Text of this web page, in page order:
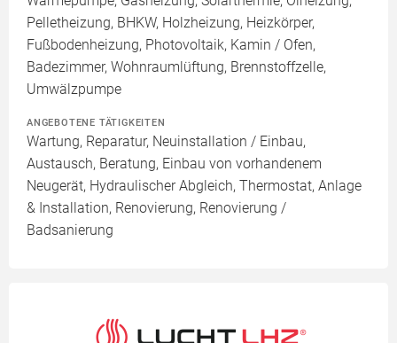
Pelletheizung, BHKW, Holzheizung, Heizkörper,
Fußbodenheizung, Photovoltaik, Kamin / Ofen,
Badezimmer, Wohnraumlüftung, Brennstoffzelle,
Umwälzpumpe
ANGEBOTENE TÄTIGKEITEN
Wartung, Reparatur, Neuinstallation / Einbau,
Austausch, Beratung, Einbau von vorhandenem
Neugerät, Hydraulischer Abgleich, Thermostat, Anlage
& Installation, Renovierung, Renovierung /
Badsanierung